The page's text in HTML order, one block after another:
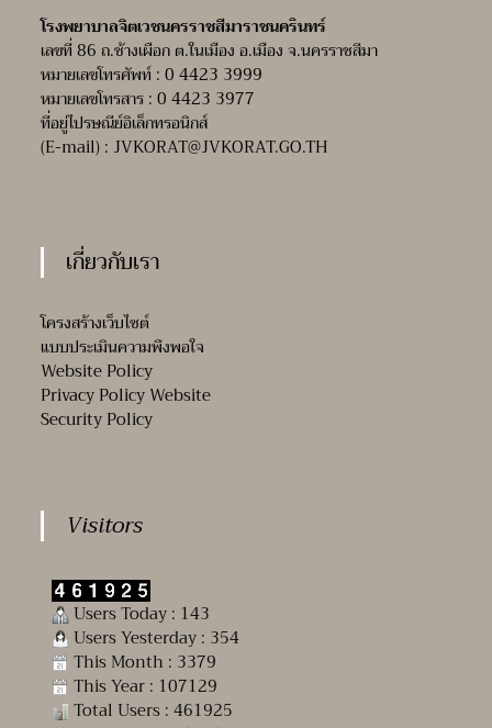
โรงพยาบาลจิตเวชนครราชสีมาราชนครินทร์
เลขที่ 86 ถ.ช้างเผือก ต.ในเมือง อ.เมือง จ.นครราชสีมา
หมายเลขโทรศัพท์ : 0 4423 3999
หมายเลขโทรสาร : 0 4423 3977
ที่อยู่ไปรษณีย์อิเล็กทรอนิกส์
(E-mail) : JVKORAT@JVKORAT.GO.TH
เกี่ยวกับเรา
โครงสร้างเว็บไซต์
แบบประเมินความพึงพอใจ
Website Policy
Privacy Policy Website
Security Policy
Visitors
Users Today : 143
Users Yesterday : 354
This Month : 3379
This Year : 107129
Total Users : 461925